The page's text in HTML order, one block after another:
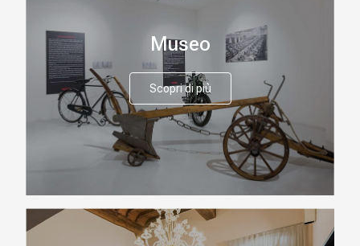
Museo
Scopri di più